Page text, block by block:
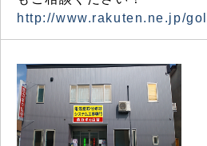
http://www.rakuten.ne.jp/